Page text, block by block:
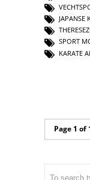
JAPANSE
SPORT
KARATE
Page 1 of